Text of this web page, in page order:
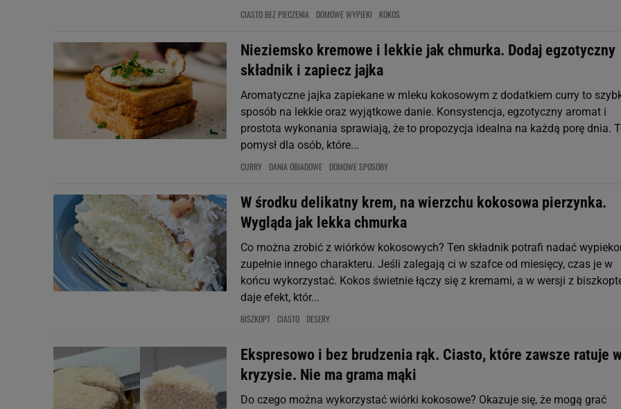
CIASTO BEZ PIECZENIA DOMOWE WYPIEKI KOKOS
Nieziemsko kremowe i lekkie jak chmurka. Dodaj egzotyczny
składnik i zapiecz jajka
Aromatyczne jajka zapiekane w mleku kokosowym z dodatkiem curry to
sposób na lekkie oraz wyjątkowe danie. Konsystencja, egzotyczny aromat i
prostota wykonania sprawiają, że to propozycja idealna na każdą porę dnia.
pomysł dla osób, które...
CURRY DANIA OBIADOWE DOMOWE SPOSOBY
W środku delikatny krem, na wierzchu kokosowa pierzynka.
Wygląda jak lekka chmurka
Co można zrobić z wiórków kokosowych? Ten składnik potrafi nadać
zupełnie innego charakteru. Jeśli zalegają ci w szafce od miesięcy, czas je w
końcu wykorzystać. Kokos świetnie łączy się z kremami, a w wersji z
daje efekt, któr...
BISZKOPT CIASTO DESERY
Ekspresowo i bez brudzenia rąk. Ciasto, które zawsze ratuje
kryzysie. Nie ma grama mąki
Do czego można wykorzystać wiórki kokosowe? Okazuje się, że mogą grać